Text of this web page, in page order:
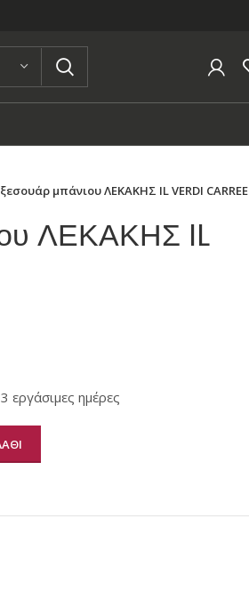
μπάνιου ΛΕΚΑΚΗΣ IL VERDI CARREE
ΛΕΚΑΚΗΣ IL
ημέρες